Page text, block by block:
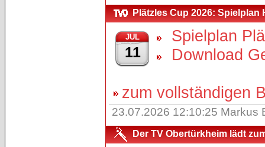
Plätzles Cup 2026:
JUL
11
Spielplan
Download
zum vollständigen
23.07.2026 12:10:25 Markus
Der TV Obertürkheim lädt